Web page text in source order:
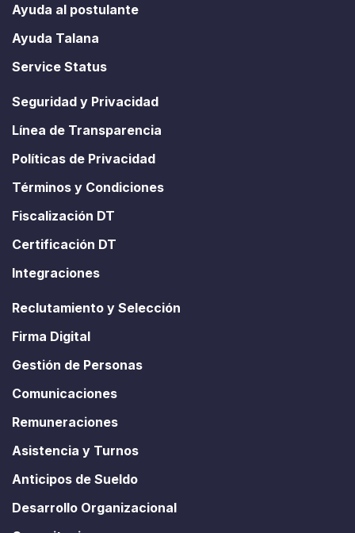
Ayuda al postulante
Ayuda Talana
Service Status
Seguridad y Privacidad
Línea de Transparencia
Políticas de Privacidad
Términos y Condiciones
Fiscalización DT
Certificación DT
Integraciones
Reclutamiento y Selección
Firma Digital
Gestión de Personas
Comunicaciones
Remuneraciones
Asistencia y Turnos
Anticipos de Sueldo
Desarrollo Organizacional